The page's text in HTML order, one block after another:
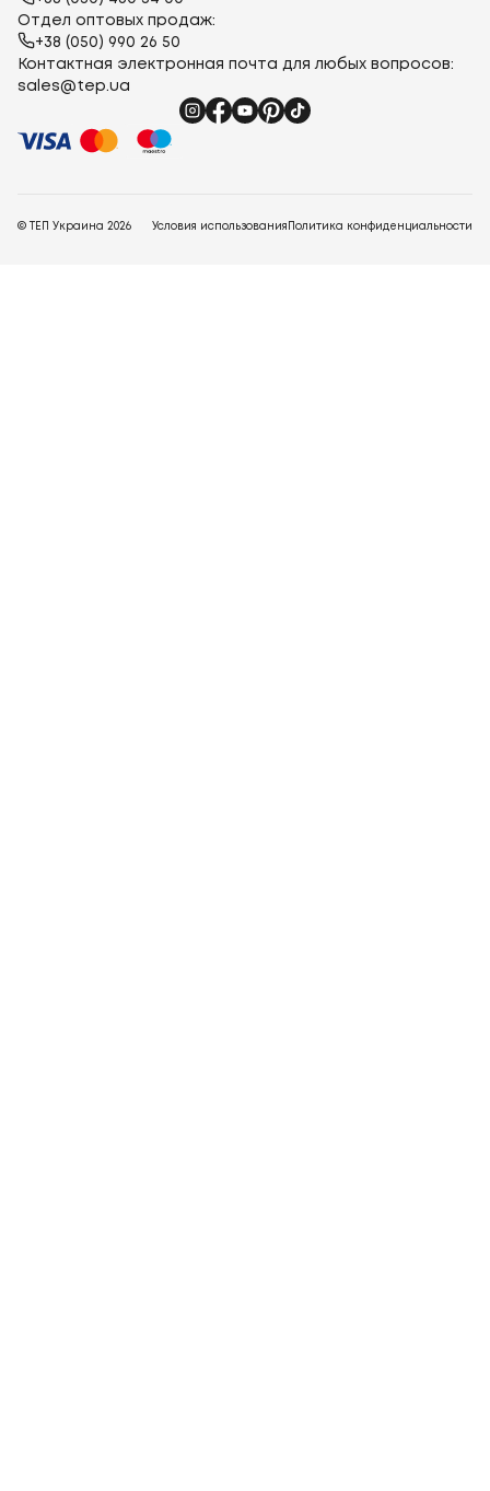
Отдел оптовых продаж:
+38 (050) 990 26 50
Контактная электронная почта для любых вопросов:
sales@tep.ua
© ТЕП Украина 2026 Условия использования Политика конфиденциальности